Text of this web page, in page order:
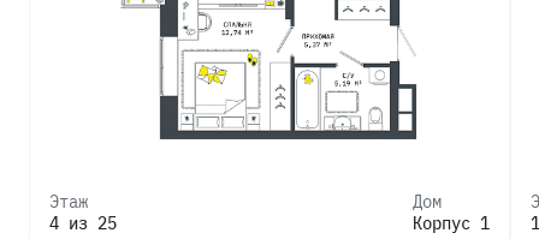
Этаж
4 из 25
Дом
Корпус 1